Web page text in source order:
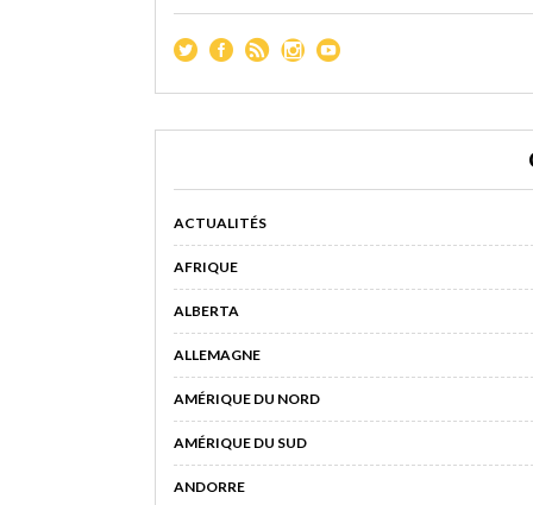
ACTUALITÉS
AFRIQUE
ALBERTA
ALLEMAGNE
AMÉRIQUE DU NORD
AMÉRIQUE DU SUD
ANDORRE